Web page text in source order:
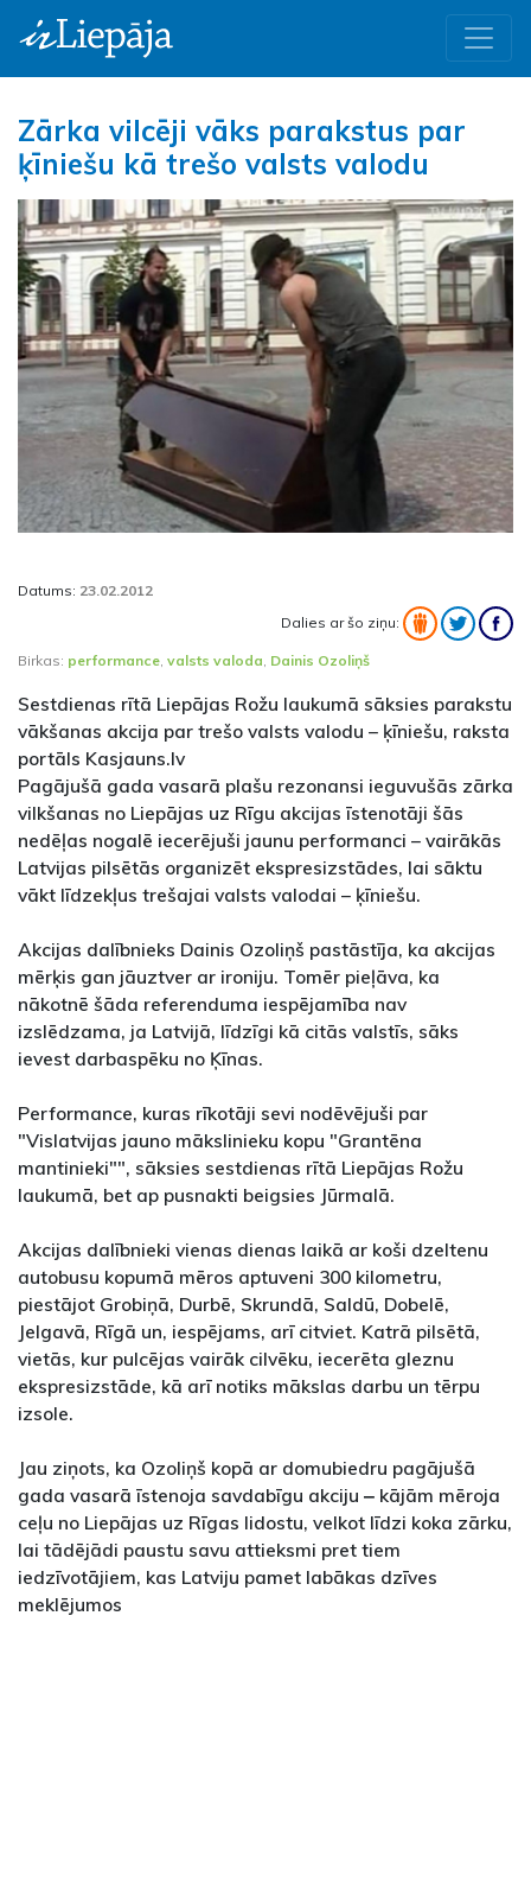
Zārka vilcēji vāks parakstus par
ķīniešu kā trešo valsts valodu
Datums: 23.02.2012
Dalies ar šo ziņu:
Birkas: performance valsts valoda Dainis Ozoliņš
Sestdienas rītā Liepājas Rožu laukumā sāksies parakstu
vākšanas akcija par trešo valsts valodu – ķīniešu, raksta
portāls Kasjauns.lv
Pagājušā gada vasarā plašu rezonansi ieguvušās zārka
vilkšanas no Liepājas uz Rīgu akcijas īstenotāji šās
nedēļas nogalē iecerējuši jaunu performanci – vairākās
Latvijas pilsētās organizēt ekspresizstādes, lai sāktu
vākt līdzekļus trešajai valsts valodai – ķīniešu.
Akcijas dalībnieks Dainis Ozoliņš pastāstīja, ka akcijas
mērķis gan jāuztver ar ironiju. Tomēr pieļāva, ka
nākotnē šāda referenduma iespējamība nav
izslēdzama, ja Latvijā, līdzīgi kā citās valstīs, sāks
ievest darbaspēku no Ķīnas.
Performance, kuras rīkotāji sevi nodēvējuši par
"Vislatvijas jauno mākslinieku kopu "Grantēna
mantinieki"", sāksies sestdienas rītā Liepājas Rožu
laukumā, bet ap pusnakti beigsies Jūrmalā.
Akcijas dalībnieki vienas dienas laikā ar koši dzeltenu
autobusu kopumā mēros aptuveni 300 kilometru,
piestājot Grobiņā, Durbē, Skrundā, Saldū, Dobelē,
Jelgavā, Rīgā un, iespējams, arī citviet. Katrā pilsētā,
vietās, kur pulcējas vairāk cilvēku, iecerēta gleznu
ekspresizstāde, kā arī notiks mākslas darbu un tērpu
izsole.
Jau ziņots, ka Ozoliņš kopā ar domubiedru pagājušā
gada vasarā īstenoja savdabīgu akciju ‒ kājām mēroja
ceļu no Liepājas uz Rīgas lidostu, velkot līdzi koka zārku,
lai tādējādi paustu savu attieksmi pret tiem
iedzīvotājiem, kas Latviju pamet labākas dzīves
meklējumos